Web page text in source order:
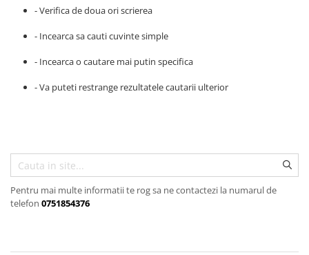
- Verifica de doua ori scrierea
- Incearca sa cauti cuvinte simple
- Incearca o cautare mai putin specifica
- Va puteti restrange rezultatele cautarii ulterior
Pentru mai multe informatii te rog sa ne contactezi la numarul de
telefon 0751854376